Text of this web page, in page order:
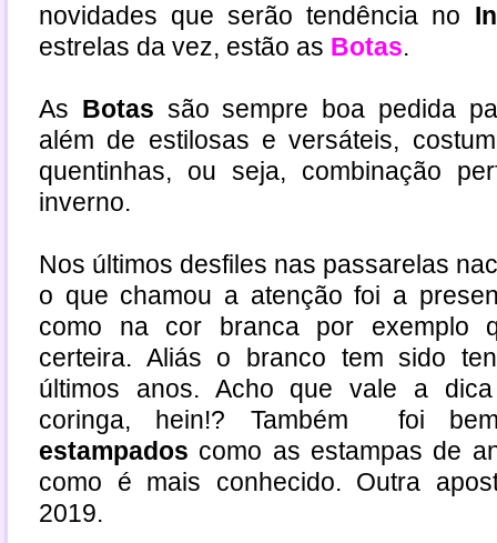
novidades que serão tendência no
estrelas da vez, estão as Botas.
As Botas são sempre boa pedida
além de estilosas e versáteis,
quentinhas, ou seja, combinação
inverno.
Nos últimos desfiles nas passarelas
o que chamou a atenção foi a
como na cor branca por exemplo
certeira. Aliás o branco tem sido
últimos anos. Acho que vale a
coringa, hein!? Também foi
estampados como as estampas de
como é mais conhecido. Outra
2019.